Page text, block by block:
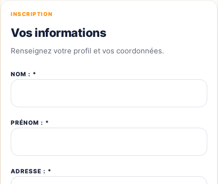
INSCRIPTION
Vos informations
Renseignez votre profil et vos coordonnées.
NOM : *
PRÉNOM : *
ADRESSE : *